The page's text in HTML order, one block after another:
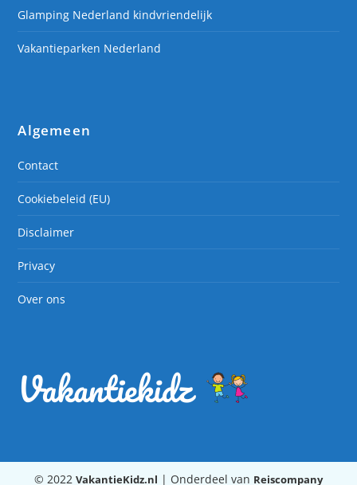
Glamping Nederland kindvriendelijk
Vakantieparken Nederland
Algemeen
Contact
Cookiebeleid (EU)
Disclaimer
Privacy
Over ons
© 2022 VakantieKidz.nl | Onderdeel van Reiscompany